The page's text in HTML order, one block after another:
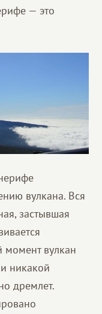
— это
вулкана. Вся
застывшая
момент вулкан
никакой
дремлет.